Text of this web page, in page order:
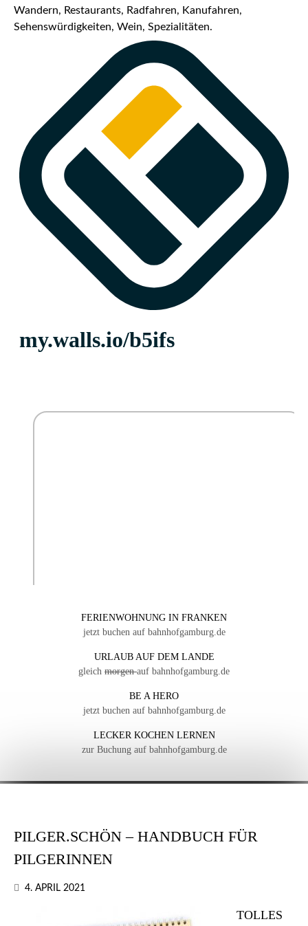
Wandern, Restaurants, Radfahren, Kanufahren,
Sehenswürdigkeiten, Wein, Spezialitäten.
FERIENWOHNUNG IN FRANKEN
jetzt buchen auf bahnhofgamburg.de
URLAUB AUF DEM LANDE
gleich morgenauf bahnhofgamburg.de
BE A HERO
jetzt buchen auf bahnhofgamburg.de
LECKER KOCHEN LERNEN
zur Buchung auf bahnhofgamburg.de
PILGER.SCHÖN – HANDBUCH FÜR
PILGERINNEN
4. APRIL 2021
TOLLES